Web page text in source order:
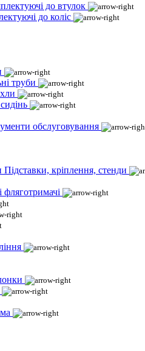
до втулок
до коліс
труби
обслуговування
Підставки, кріплення, стенди
фляготримачі